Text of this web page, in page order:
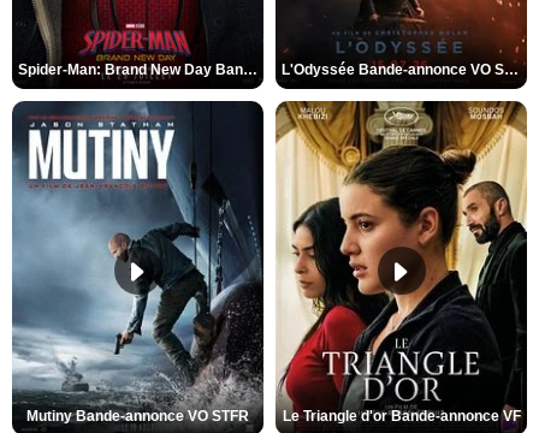
Spider-Man: Brand New Day Bande-annonce VO STFR L'Odyssée Bande-annonce VO STFR
Mutiny Bande-annonce VO STFR Le Triangle d'or Bande-annonce VF